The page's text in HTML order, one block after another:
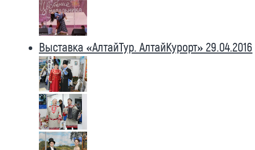
Выставка «АлтайТур. АлтайКурорт» 29.04.2016